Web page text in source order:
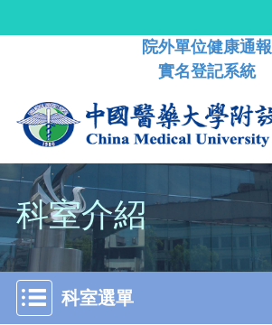
院外單位健康通報
實名登記系統
科室介紹
科室選單